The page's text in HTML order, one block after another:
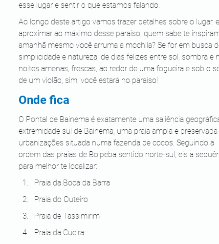
esse lugar e sentir o que estamos falando.
Ao longo deste artigo vamos trazer detalhes sobre o lugar,
aproximar ao máximo desse paraíso, quem sabe te
amanhã mesmo você arruma a mochila? Se for em busca
simplicidade e natureza, de dias felizes entre sol, sombra e
noites amenas, frescas, ao redor de uma fogueira e sob o
de um violão, sim, você estará no paraíso!
Onde fica
O Pontal de Bainema é exatamente uma saliência
extremidade sul de Bainema, uma praia ampla e
urbanizações situada numa fazenda de cocos. Seguindo a
ordem das praias de Boipeba sentido norte-sul, eis a
para melhor te localizar:
Praia da Boca da Barra
Praia do Outeiro
Praia de Tassimirim
Praia da Cueira